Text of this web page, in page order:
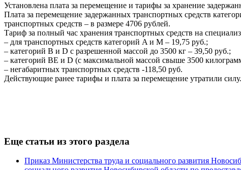
Установлена плата за перемещение и тарифы за хранение
Плата за перемещение задержанных транспортных средств
транспортных средств – в размере 4706 рублей.
Тариф за полный час хранения транспортных средств на
– для транспортных средств категорий A и M – 19,75 руб.;
– категорий B и D с разрешенной массой до 3500 кг – 39,50 руб.;
– категорий BE и D (с максимальной массой свыше 3500
– негабаритных транспортных средств -118,50 руб.
Действующие ранее тарифы и плата за перемещение утратили силу.
Еще статьи из этого раздела
Приказ Министерства труда и социального развития